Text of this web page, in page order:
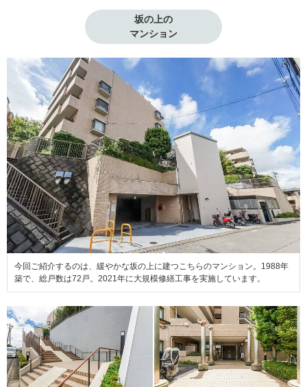
坂の上の
マンション
今回ご紹介するのは、緩やかな坂の上に建つこちらのマンション。1988年
築で、総戸数は72戸。2021年に大規模修繕工事を実施しています。